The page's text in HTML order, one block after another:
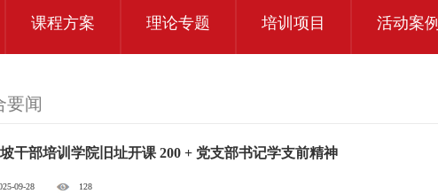
课程方案 理论专题 培训项目 活动案例
要闻
干部培训学院旧址开课 200 + 党支部书记学支前精神
09-28 128